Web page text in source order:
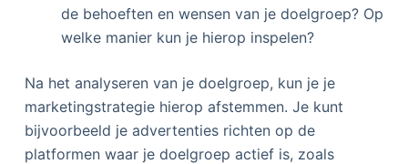
de behoeften en wensen van je doelgroep? Op
welke manier kun je hierop inspelen?
Na het analyseren van je doelgroep, kun je je
marketingstrategie hierop afstemmen. Je kunt
bijvoorbeeld je advertenties richten op de
platformen waar je doelgroep actief is, zoals